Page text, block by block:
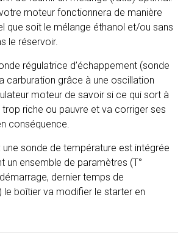
moteur fonctionnera de manière
que soit le mélange éthanol et/ou sans
le réservoir.
régulatrice d’échappement (sonde
carburation grâce à une oscillation
moteur de savoir si ce qui sort à
trop riche ou pauvre et va corriger ses
conséquence.
une sonde de température est intégrée
un ensemble de paramètres (T°
dernier temps de
le boîtier va modifier le starter en